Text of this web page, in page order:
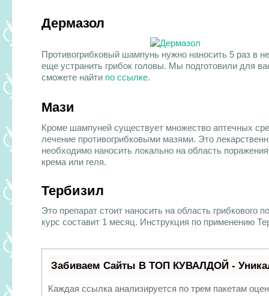
Дермазол
Противогрибковый шампунь нужно наносить 5 раз в
еще устранить грибок головы. Мы подготовили для
сможете найти по ссылке.
Мази
Кроме шампуней существует множество аптечных
лечение противогрибковыми мазями. Это
необходимо наносить локально на область
крема или геля.
Тербизил
Это препарат стоит наносить на область
курс составит 1 месяц. Инструкция по применению
Забиваем Сайты В ТОП КУВАЛДОЙ -
Каждая ссылка анализируется по трем пакетам